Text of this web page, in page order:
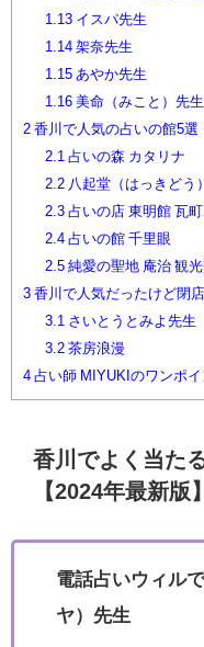
1.13イスパ先生
1.14架奈先生
1.15あやか先生
1.16美命（みこと）先生
2 香川で人気の占いの館5選
2.1 占いの森 カタリナ
2.2八起堂（はっきどう
2.3占いの店 東明館 瓦
2.4占いの館 千里眼
2.5純愛の聖地 庵治 観
3 香川で人気だったけど閉
3.1 さいとうとみよ先生
3.2茶房浪漫
4 占い師 MIYUKIのワンポ
香川でよく当た
【2024年最新版】
電話占いウィル
ヤ）先生